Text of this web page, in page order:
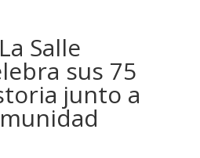
Salle
sus 75
junto a